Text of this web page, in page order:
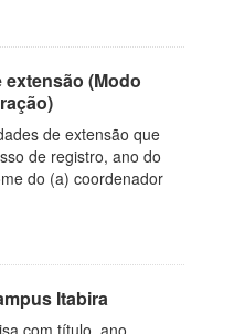
(Modo
de extensão que
de registro, ano do
do (a) coordenador
Itabira
com título, ano,